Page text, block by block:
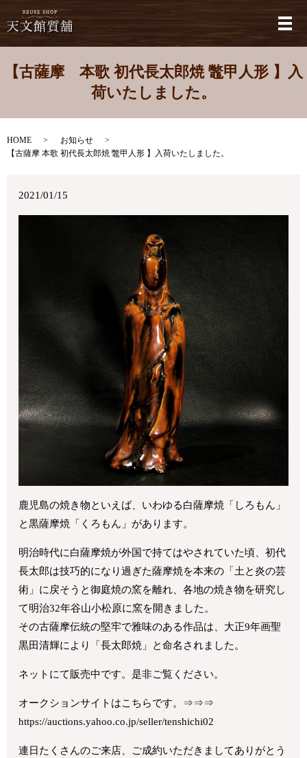
メ
【古薩摩 本歌 初代長太郎焼 鼈甲人形 】入
荷いたしました。
HOME
お知らせ
【古薩摩 本歌 初代長太郎焼 鼈甲人形 】入荷いたしました。
2021/01/15
鹿児島の焼き物といえば、いわゆる白薩摩焼「しろもん」
と黒薩摩焼「くろもん」があります。
明治時代に白薩摩焼が外国で持てはやされていた頃、初代
長太郎は技巧的になり過ぎた薩摩焼を本来の「土と炎の芸
術」に戻そうと御庭焼の窯を離れ、各地の焼き物を研究し
て明治32年谷山小松原に窯を開きました。
その古薩摩伝統の堅牢で雅味のある作品は、大正9年画聖
黒田清輝により「長太郎焼」と命名されました。
ネットにて販売中です。是非ご覧ください。
オークションサイトはこちらです。⇒⇒⇒
https://auctions.yahoo.co.jp/seller/tenshichi02
連日たくさんのご来店、ご成約いただきましてありがとう